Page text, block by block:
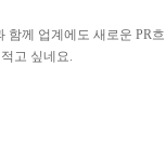
함께 업계에도 새로운 PR흐
고 싶네요.